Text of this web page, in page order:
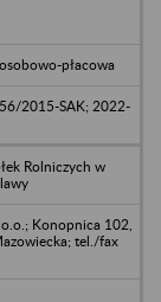
płacowa
2015-SAK; 2022-
Rolniczych w
Konopnica 102,
tel./fax